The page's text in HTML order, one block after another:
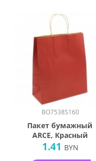
BO7538S160
Пакет бумажный
ARCE, Красный
1.41 BYN